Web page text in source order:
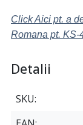
Click Aici pt. a
Romana pt. KS-
Detalii
SKU